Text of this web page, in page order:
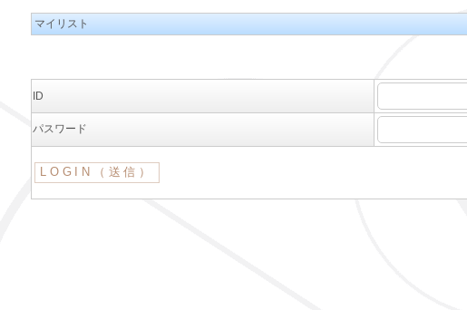
マイリスト
ID
パスワード